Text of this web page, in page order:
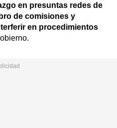
en presuntas redes de
de comisiones y
en procedimientos